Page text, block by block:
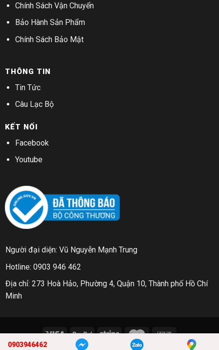
Chính Sách Vận Chuyển
Bảo Hành Sản Phẩm
Chính Sách Bảo Mật
THÔNG TIN
Tin Tức
Câu Lạc Bộ
KẾT NỐI
Facebook
Youtube
Người đại diện: Vũ Nguyễn Mạnh Trung
Hotline: 0903 946 462
Địa chỉ: 273 Hoà Hảo, Phường 4, Quận 10, Thành phố Hồ Chí
Minh
0903946462